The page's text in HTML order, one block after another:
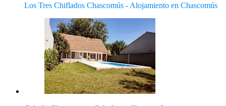
Los Tres Chiflados Chascomús - Alojamiento en Chascomús